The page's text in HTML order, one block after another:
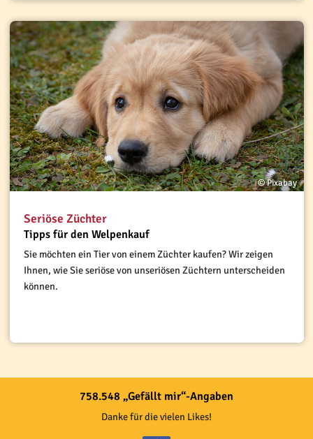
© Pixabay
Seriöse Züchter
Tipps für den Welpenkauf
Sie möchten ein Tier von einem Züchter kaufen? Wir zeigen
Ihnen, wie Sie seriöse von unseriösen Züchtern unterscheiden
können.
758.548 „Gefällt mir“-Angaben
Danke für die vielen Likes!